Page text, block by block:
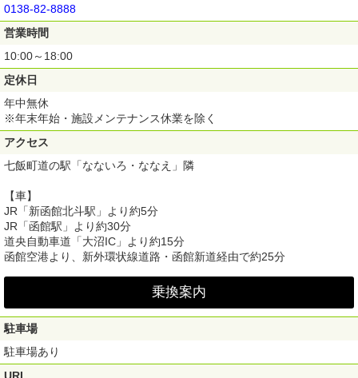
0138-82-8888
営業時間
10:00～18:00
定休日
年中無休
※年末年始・施設メンテナンス休業を除く
アクセス
七飯町道の駅「なないろ・ななえ」隣
【車】
JR「新函館北斗駅」より約5分
JR「函館駅」より約30分
道央自動車道「大沼IC」より約15分
函館空港より、新外環状線道路・函館新道経由で約25分
乗換案内
駐車場
駐車場あり